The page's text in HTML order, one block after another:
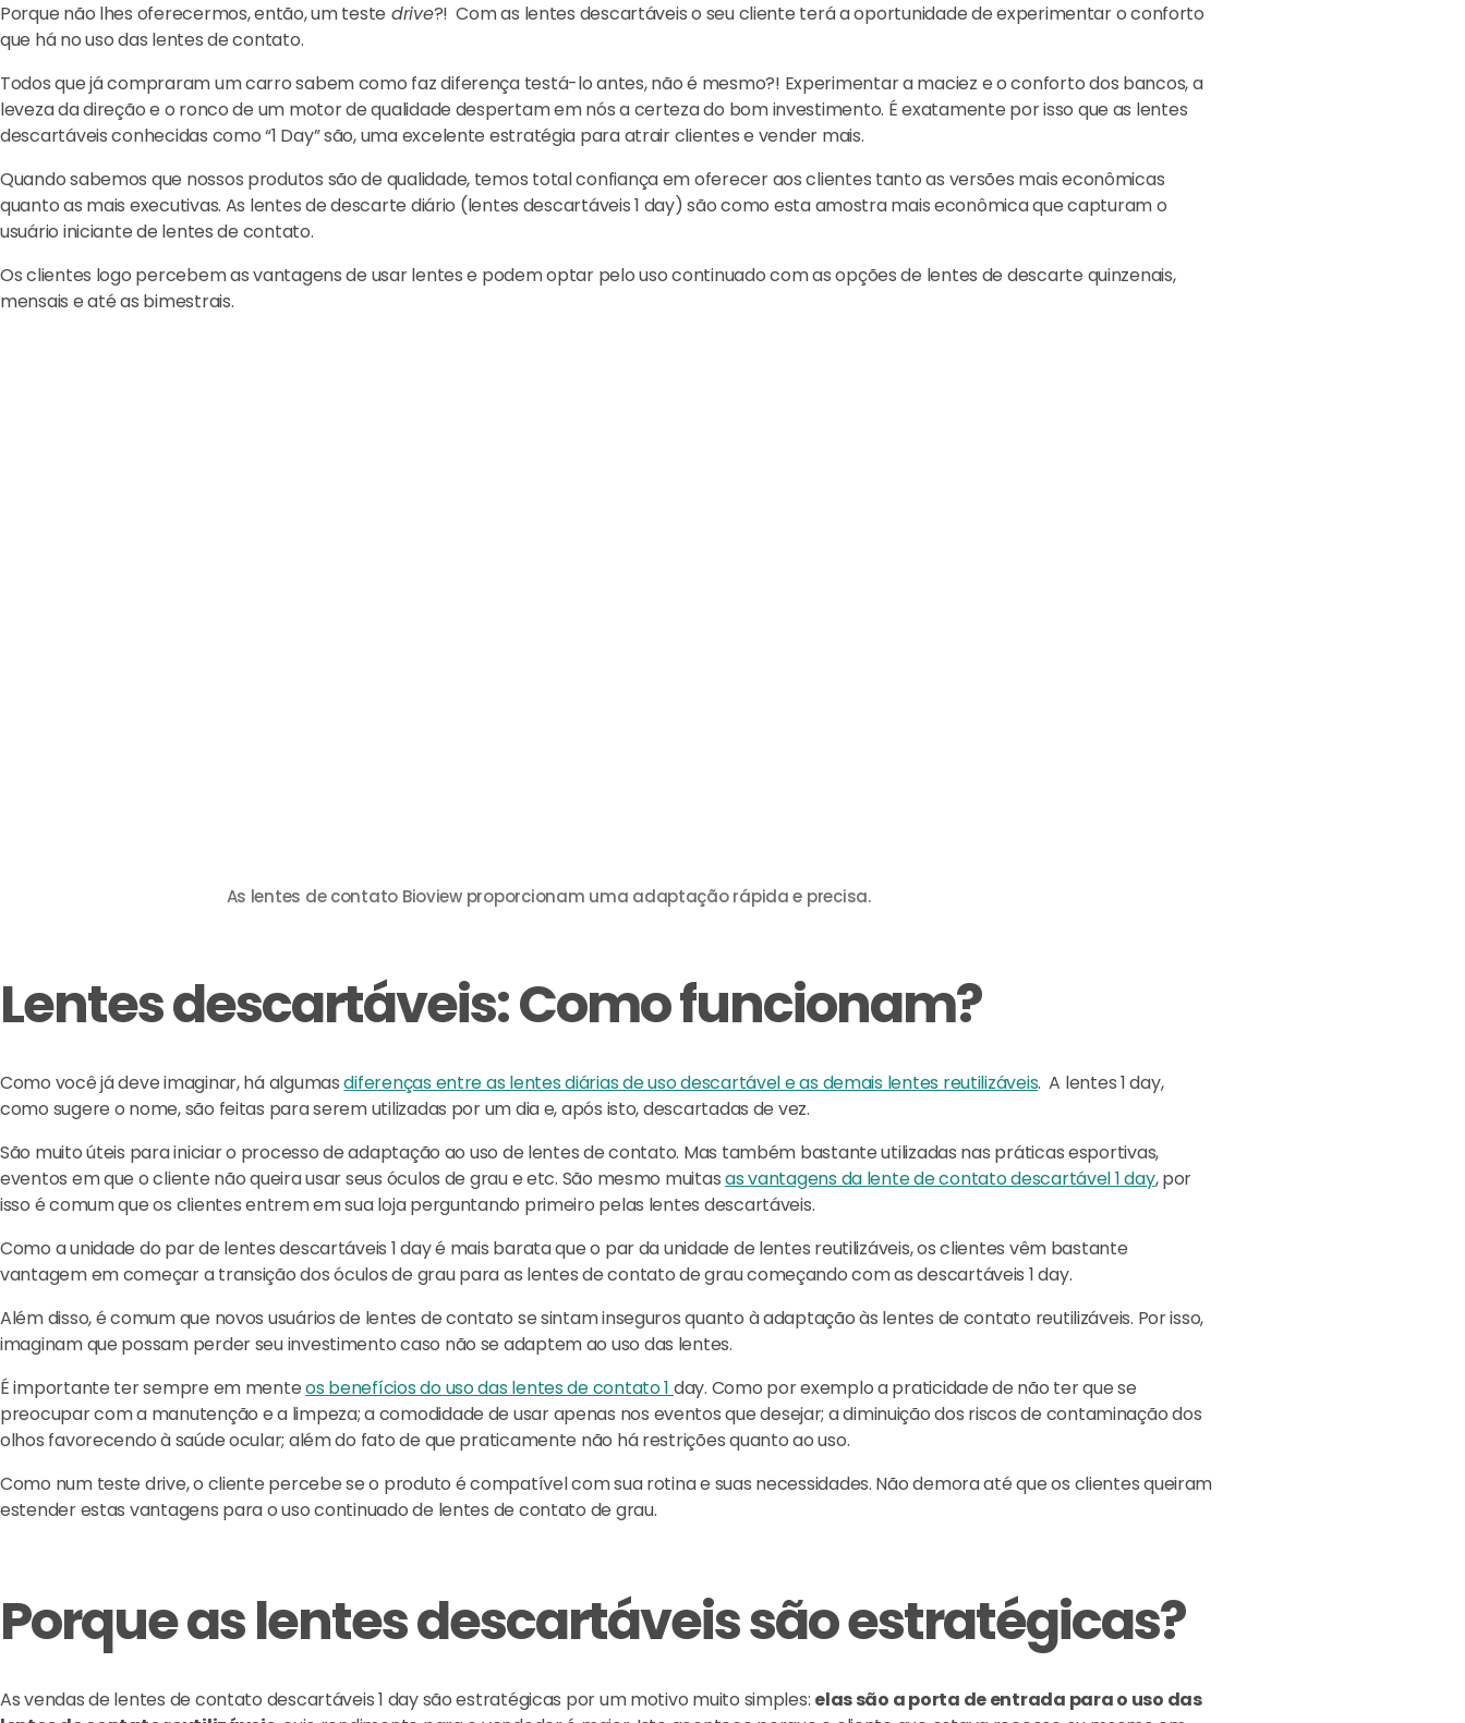
Porque não lhes oferecermos, então, um teste drive?! Com as lentes descartáveis o seu cliente terá a oportunidade de experimentar o conforto
que há no uso das lentes de contato.
Todos que já compraram um carro sabem como faz diferença testá-lo antes, não é mesmo?! Experimentar a maciez e o conforto dos bancos, a
leveza da direção e o ronco de um motor de qualidade despertam em nós a certeza do bom investimento. É exatamente por isso que as lentes
descartáveis conhecidas como “1 Day” são, uma excelente estratégia para atrair clientes e vender mais.
Quando sabemos que nossos produtos são de qualidade, temos total confiança em oferecer aos clientes tanto as versões mais econômicas
quanto as mais executivas. As lentes de descarte diário (lentes descartáveis 1 day) são como esta amostra mais econômica que capturam o
usuário iniciante de lentes de contato.
Os clientes logo percebem as vantagens de usar lentes e podem optar pelo uso continuado com as opções de lentes de descarte quinzenais,
mensais e até as bimestrais.
As lentes de contato Bioview proporcionam uma adaptação rápida e precisa.
Lentes descartáveis: Como funcionam?
Como você já deve imaginar, há algumasdiferenças entre as lentes diárias de uso descartável e as demais lentes reutilizáveis. A lentes 1 day,
como sugere o nome, são feitas para serem utilizadas por um dia e, após isto, descartadas de vez.
São muito úteis para iniciar o processo de adaptação ao uso de lentes de contato. Mas também bastante utilizadas nas práticas esportivas,
eventos em que o cliente não queira usar seus óculos de grau e etc. São mesmo muitasas vantagens da lente de contato descartável 1 day, por
isso é comum que os clientes entrem em sua loja perguntando primeiro pelas lentes descartáveis.
Como a unidade do par de lentes descartáveis 1 day é mais barata que o par da unidade de lentes reutilizáveis, os clientes vêm bastante
vantagem em começar a transição dos óculos de grau para as lentes de contato de grau começando com as descartáveis 1 day.
Além disso, é comum que novos usuários de lentes de contato se sintam inseguros quanto à adaptação às lentes de contato reutilizáveis. Por isso,
imaginam que possam perder seu investimento caso não se adaptem ao uso das lentes.
É importante ter sempre em menteos benefícios do uso das lentes de contato 1 day. Como por exemplo a praticidade de não ter que se
preocupar com a manutenção e a limpeza; a comodidade de usar apenas nos eventos que desejar; a diminuição dos riscos de contaminação dos
olhos favorecendo à saúde ocular; além do fato de que praticamente não há restrições quanto ao uso.
Como num teste drive, o cliente percebe se o produto é compatível com sua rotina e suas necessidades. Não demora até que os clientes queiram
estender estas vantagens para o uso continuado de lentes de contato de grau.
Porque as lentes descartáveis são estratégicas?
As vendas de lentes de contato descartáveis 1 day são estratégicas por um motivo muito simples: elas são a porta de entrada para o uso das